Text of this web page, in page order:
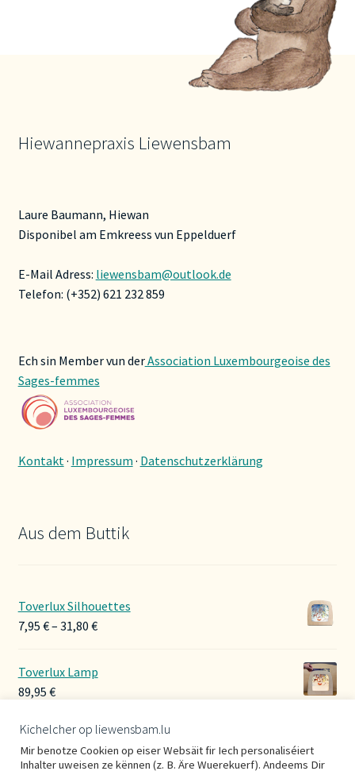
Hiewannepraxis Liewensbam
Laure Baumann, Hiewan
Disponibel am Emkreess vun Eppelduerf
E-Mail Adress: liewensbam@outlook.de
Telefon: (+352) 621 232 859
Ech sin Member vun derAssociation Luxembourgeoise des
Sages-femmes
Kontakt· Impressum · Datenschutzerklärung
Aus dem Buttik
Toverlux Silhouettes
7,95 €– 31,80 €Preisspanne:
Toverlux Lamp
89,95 €
Hoerbänner Wollwalk
29,00€
Kichelcher op liewensbam.lu
Mir benotze Cookien op eiser Websäit fir Iech personaliséiert
Inhalter uweisen ze kënnen (z. B. Äre Wuerekuerf). Andeems Dir